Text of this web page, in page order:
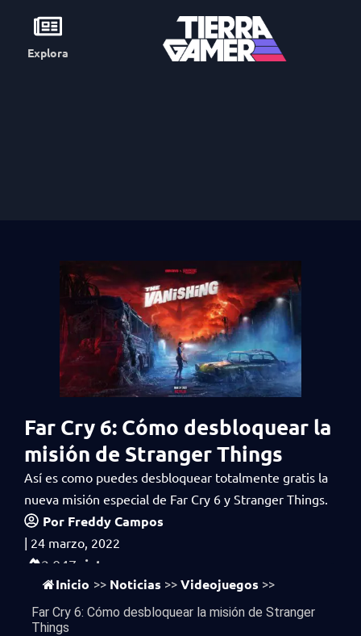
Explora
Far Cry 6: Cómo desbloquear la
misión de Stranger Things
Así es como puedes desbloquear totalmente gratis la
nueva misión especial de Far Cry 6 y Stranger Things.
Por Freddy Campos
| 24 marzo, 2022
2,047 vistas
Inicio >> Noticias >> Videojuegos >>
Far Cry 6: Cómo desbloquear la misión de Stranger
Things